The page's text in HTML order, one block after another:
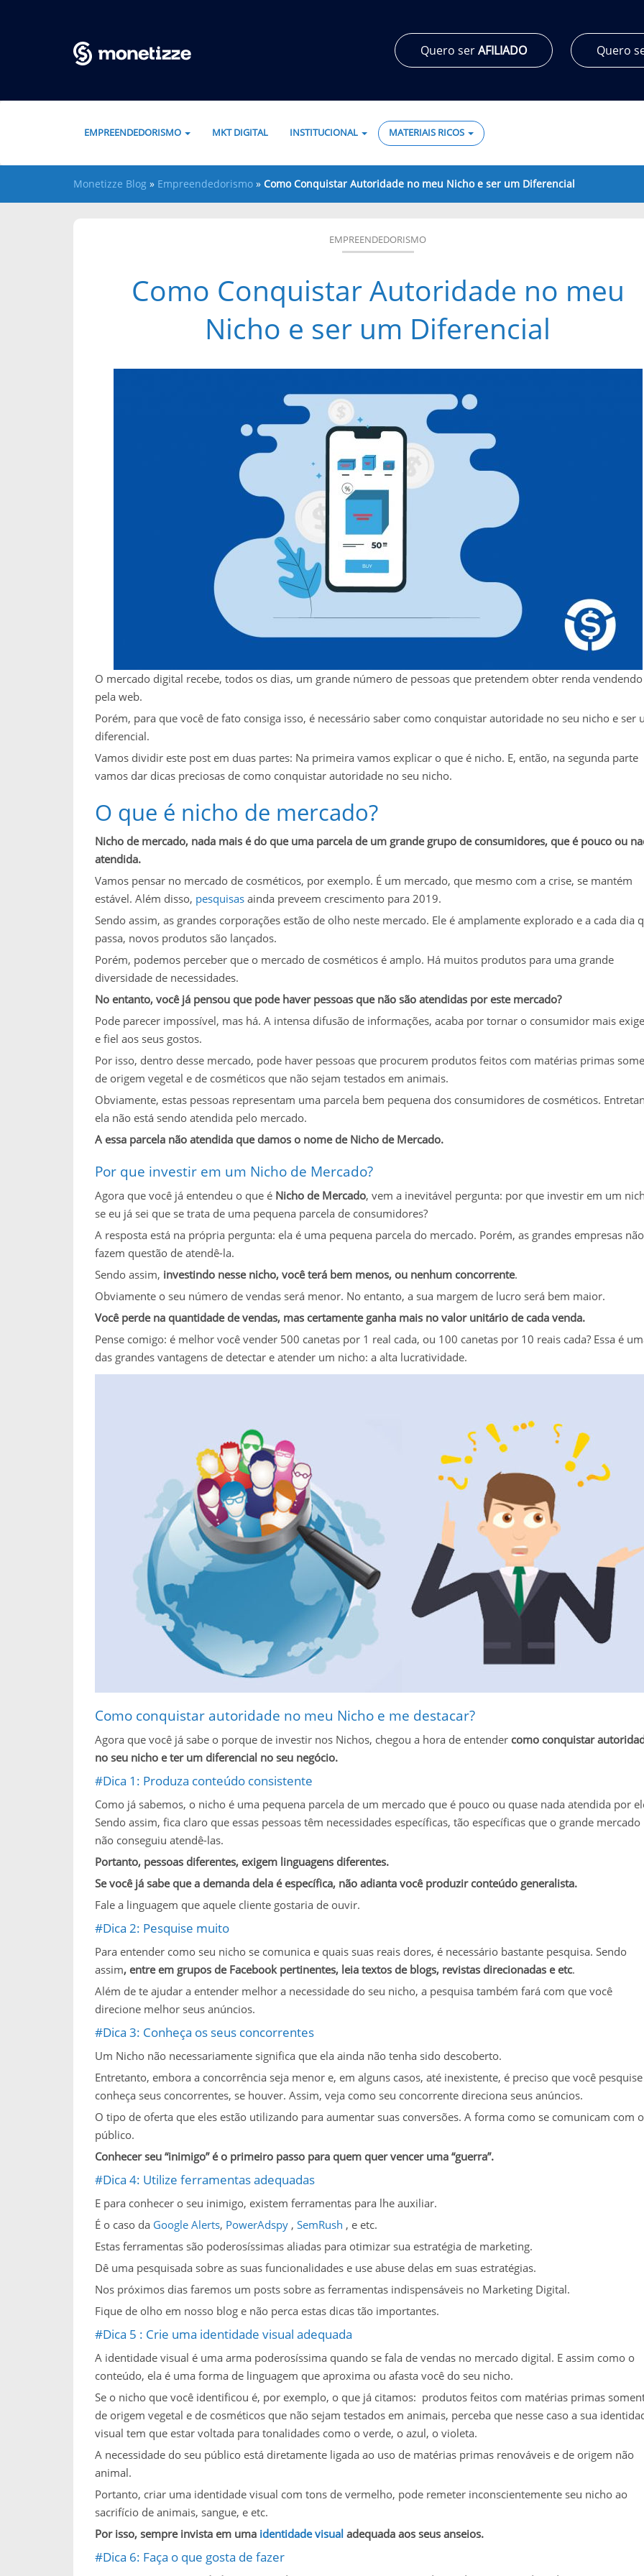
Quero serAFILIADO Quero
EMPREENDEDORISMO MKT DIGITAL INSTITUCIONAL MATERIAIS RICOS
Monetizze Blog » Empreendedorismo » Como Conquistar Autoridade no meu Nicho e ser um Diferencial
EMPREENDEDORISMO
Como Conquistar Autoridade no meu
Nicho e ser um Diferencial
O mercado digital recebe, todos os dias, um grande número de pessoas que pretendem obter renda vendendo
pela web.
Porém, para que você de fato consiga isso, é necessário saber como conquistar autoridade no seu nicho e ser
diferencial.
Vamos dividir este post em duas partes: Na primeira vamos explicar o que é nicho. E, então, na segunda parte
vamos dar dicas preciosas de como conquistar autoridade no seu nicho.
O que é nicho de mercado?
Nicho de mercado, nada mais é do que uma parcela de um grande grupo de consumidores, que é pouco ou
atendida.
Vamos pensar no mercado de cosméticos, por exemplo. É um mercado, que mesmo com a crise, se mantém
estável. Além disso, pesquisas ainda preveem crescimento para 2019.
Sendo assim, as grandes corporações estão de olho neste mercado. Ele é amplamente explorado e a cada dia
passa, novos produtos são lançados.
Porém, podemos perceber que o mercado de cosméticos é amplo. Há muitos produtos para uma grande
diversidade de necessidades.
No entanto, você já pensou que pode haver pessoas que não são atendidas por este mercado?
Pode parecer impossível, mas há. A intensa difusão de informações, acaba por tornar o consumidor mais
e fiel aos seus gostos.
Por isso, dentro desse mercado, pode haver pessoas que procurem produtos feitos com matérias primas
de origem vegetal e de cosméticos que não sejam testados em animais.
Obviamente, estas pessoas representam uma parcela bem pequena dos consumidores de cosméticos.
ela não está sendo atendida pelo mercado.
A essa parcela não atendida que damos o nome de Nicho de Mercado.
Por que investir em um Nicho de Mercado?
Agora que você já entendeu o que é Nicho de Mercado, vem a inevitável pergunta: por que investir em um
se eu já sei que se trata de uma pequena parcela de consumidores?
A resposta está na própria pergunta: ela é uma pequena parcela do mercado. Porém, as grandes empresas não
fazem questão de atendê-la.
Sendo assim, investindo nesse nicho, você terá bem menos, ou nenhum concorrente.
Obviamente o seu número de vendas será menor. No entanto, a sua margem de lucro será bem maior.
Você perde na quantidade de vendas, mas certamente ganha mais no valor unitário de cada venda.
Pense comigo: é melhor você vender 500 canetas por 1 real cada, ou 100 canetas por 10 reais cada? Essa é
das grandes vantagens de detectar e atender um nicho: a alta lucratividade.
Como conquistar autoridade no meu Nicho e me destacar?
Agora que você já sabe o porque de investir nos Nichos, chegou a hora de entender como conquistar
no seu nicho e ter um diferencial no seu negócio.
#Dica 1: Produza conteúdo consistente
Como já sabemos, o nicho é uma pequena parcela de um mercado que é pouco ou quase nada atendida por
Sendo assim, fica claro que essas pessoas têm necessidades específicas, tão específicas que o grande mercado
não conseguiu atendê-las.
Portanto, pessoas diferentes, exigem linguagens diferentes.
Se você já sabe que a demanda dela é específica, não adianta você produzir conteúdo generalista.
Fale a linguagem que aquele cliente gostaria de ouvir.
#Dica 2: Pesquise muito
Para entender como seu nicho se comunica e quais suas reais dores, é necessário bastante pesquisa. Sendo
assim, entre em grupos de Facebook pertinentes, leia textos de blogs, revistas direcionadas e etc.
Além de te ajudar a entender melhor a necessidade do seu nicho, a pesquisa também fará com que você
direcione melhor seus anúncios.
#Dica 3: Conheça os seus concorrentes
Um Nicho não necessariamente significa que ela ainda não tenha sido descoberto.
Entretanto, embora a concorrência seja menor e, em alguns casos, até inexistente, é preciso que você
conheça seus concorrentes, se houver. Assim, veja como seu concorrente direciona seus anúncios.
O tipo de oferta que eles estão utilizando para aumentar suas conversões. A forma como se comunicam com o
público.
Conhecer seu “inimigo” é o primeiro passo para quem quer vencer uma “guerra”.
#Dica 4: Utilize ferramentas adequadas
E para conhecer o seu inimigo, existem ferramentas para lhe auxiliar.
É o caso da Google Alerts, PowerAdspy , SemRush , e etc.
Estas ferramentas são poderosíssimas aliadas para otimizar sua estratégia de marketing.
Dê uma pesquisada sobre as suas funcionalidades e use abuse delas em suas estratégias.
Nos próximos dias faremos um posts sobre as ferramentas indispensáveis no Marketing Digital.
Fique de olho em nosso blog e não perca estas dicas tão importantes.
#Dica 5 : Crie uma identidade visual adequada
A identidade visual é uma arma poderosíssima quando se fala de vendas no mercado digital. E assim como o
conteúdo, ela é uma forma de linguagem que aproxima ou afasta você do seu nicho.
Se o nicho que você identificou é, por exemplo, o que já citamos: produtos feitos com matérias primas
de origem vegetal e de cosméticos que não sejam testados em animais, perceba que nesse caso a sua
visual tem que estar voltada para tonalidades como o verde, o azul, o violeta.
A necessidade do seu público está diretamente ligada ao uso de matérias primas renováveis e de origem não
animal.
Portanto, criar uma identidade visual com tons de vermelho, pode remeter inconscientemente seu nicho ao
sacrifício de animais, sangue, e etc.
Por isso, sempre invista em uma identidade visual adequada aos seus anseios.
#Dica 6: Faça o que gosta de fazer